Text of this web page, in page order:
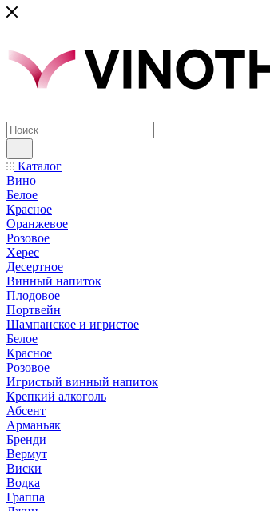
Каталог
Вино
Белое
Красное
Оранжевое
Розовое
Херес
Десертное
Винный напиток
Плодовое
Портвейн
Шампанское и игристое
Белое
Красное
Розовое
Игристый винный напиток
Крепкий алкоголь
Абсент
Арманьяк
Бренди
Вермут
Виски
Водка
Граппа